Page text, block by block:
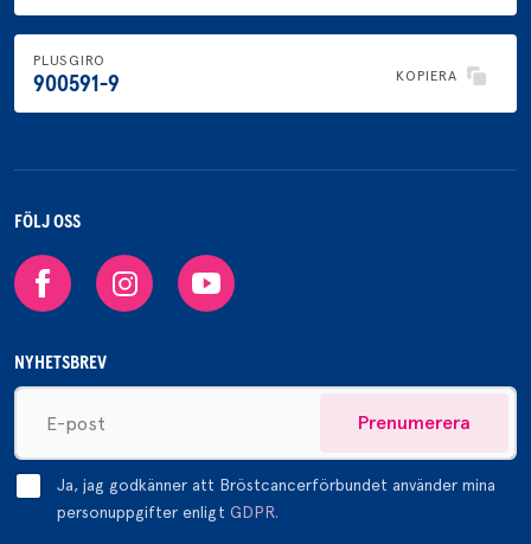
PLUSGIRO
900591-9 KOPIERA
FÖLJ OSS
Facebook InstagramYoutube
NYHETSBREV
Prenumerera
Ja, jag godkänner att Bröstcancerförbundet använder mina
personuppgifter enligt GDPR.